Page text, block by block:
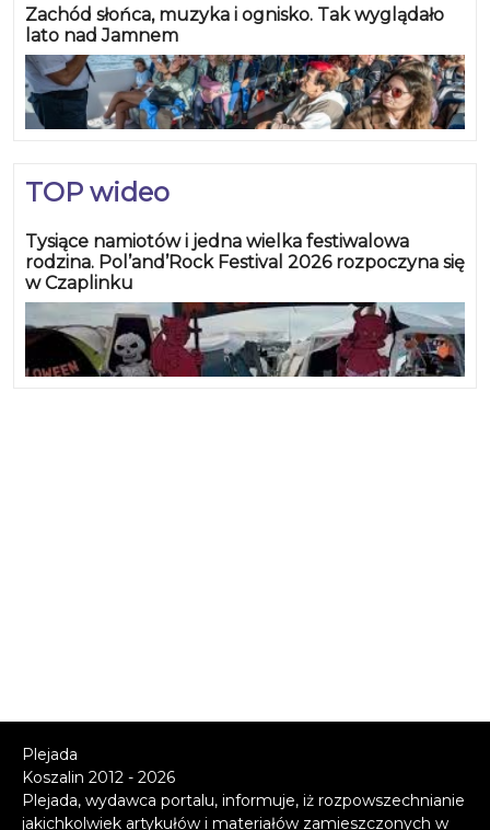
Zachód słońca, muzyka i ognisko. Tak wyglądało
lato nad Jamnem
TOP wideo
Tysiące namiotów i jedna wielka festiwalowa
rodzina. Pol’and’Rock Festival 2026 rozpoczyna się
w Czaplinku
Plejada
Koszalin 2012 - 2026
Plejada, wydawca portalu, informuje, iż rozpowszechnianie
jakichkolwiek artykułów i materiałów zamieszczonych w